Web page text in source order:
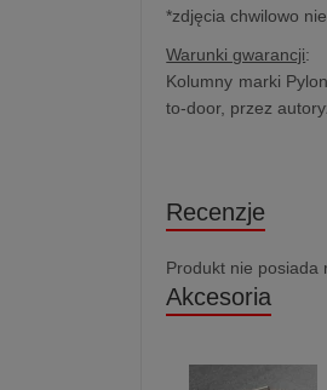
*zdjęcia chwilowo
Warunki gwarancji:
Kolumny marki
to-door, przez
Recenzje
Produkt nie posiada
Akcesoria